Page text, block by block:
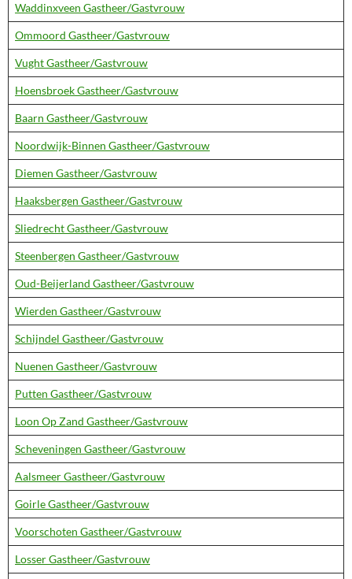
Waddinxveen Gastheer/Gastvrouw
Ommoord Gastheer/Gastvrouw
Vught Gastheer/Gastvrouw
Hoensbroek Gastheer/Gastvrouw
Baarn Gastheer/Gastvrouw
Noordwijk-Binnen Gastheer/Gastvrouw
Diemen Gastheer/Gastvrouw
Haaksbergen Gastheer/Gastvrouw
Sliedrecht Gastheer/Gastvrouw
Steenbergen Gastheer/Gastvrouw
Oud-Beijerland Gastheer/Gastvrouw
Wierden Gastheer/Gastvrouw
Schijndel Gastheer/Gastvrouw
Nuenen Gastheer/Gastvrouw
Putten Gastheer/Gastvrouw
Loon Op Zand Gastheer/Gastvrouw
Scheveningen Gastheer/Gastvrouw
Aalsmeer Gastheer/Gastvrouw
Goirle Gastheer/Gastvrouw
Voorschoten Gastheer/Gastvrouw
Losser Gastheer/Gastvrouw